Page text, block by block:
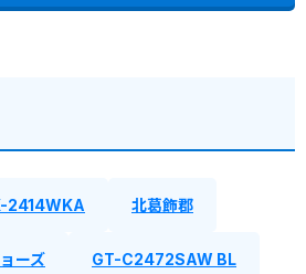
2414WKA 北葛飾郡
ーズ GT-C2472SAW BL